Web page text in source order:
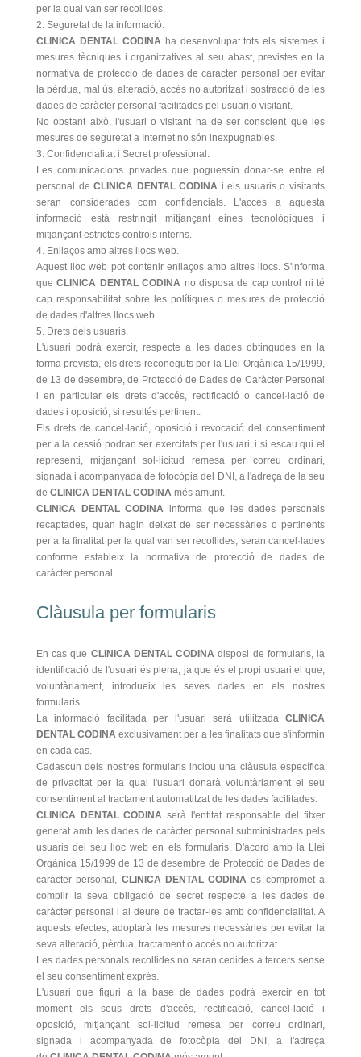
per la qual van ser recollides.
2. Seguretat de la informació.
CLINICA DENTAL CODINAha desenvolupat tots els sistemes i
mesures tècniques i organitzatives al seu abast, previstes en la
normativa de protecció de dades de caràcter personal per evitar
la pèrdua, mal ús, alteració, accés no autoritzat i sostracció de les
dades de caràcter personal facilitades pel usuari o visitant.
No obstant això, l'usuari o visitant ha de ser conscient que les
mesures de seguretat a Internet no són inexpugnables.
3. Confidencialitat i Secret professional.
Les comunicacions privades que poguessin donar-se entre el
personal deCLINICA DENTAL CODINA i els usuaris o visitants
seran considerades com confidencials. L'accés a aquesta
informació està restringit mitjançant eines tecnològiques i
mitjançant estrictes controls interns.
4. Enllaços amb altres llocs web.
Aquest lloc web pot contenir enllaços amb altres llocs. S'informa
que CLINICA DENTAL CODINA no disposa de cap control ni té
cap responsabilitat sobre les polítiques o mesures de protecció
de dades d'altres llocs web.
5. Drets dels usuaris.
L'usuari podrà exercir, respecte a les dades obtingudes en la
forma prevista, els drets reconeguts per la Llei Orgànica 15/1999,
de 13 de desembre, de Protecció de Dades de Caràcter Personal
i en particular els drets d'accés, rectificació o cancel·lació de
dades i oposició, si resultés pertinent.
Els drets de cancel·lació, oposició i revocació del consentiment
per a la cessió podran ser exercitats per l'usuari, i si escau qui el
representi, mitjançant sol·licitud remesa per correu ordinari,
signada i acompanyada de fotocòpia del DNI, a l'adreça de la seu
de CLINICA DENTAL CODINA més amunt.
CLINICA DENTAL CODINA informa que les dades personals
recaptades, quan hagin deixat de ser necessàries o pertinents
per a la finalitat per la qual van ser recollides, seran cancel·lades
conforme estableix la normativa de protecció de dades de
caràcter personal.
Clàusula per formularis
En cas que CLINICA DENTAL CODINA disposi de formularis, la
identificació de l'usuari és plena, ja que és el propi usuari el que,
voluntàriament, introdueix les seves dades en els nostres
formularis.
La informació facilitada per l'usuari serà utilitzada CLINICA
DENTAL CODINA exclusivament per a les finalitats que s'informin
en cada cas.
Cadascun dels nostres formularis inclou una clàusula específica
de privacitat per la qual l'usuari donarà voluntàriament el seu
consentiment al tractament automatitzat de les dades facilitades.
CLINICA DENTAL CODINA serà l'entitat responsable del fitxer
generat amb les dades de caràcter personal subministrades pels
usuaris del seu lloc web en els formularis. D'acord amb la Llei
Orgànica 15/1999 de 13 de desembre de Protecció de Dades de
caràcter personal, CLINICA DENTAL CODINA es compromet a
complir la seva obligació de secret respecte a les dades de
caràcter personal i al deure de tractar-les amb confidencialitat. A
aquests efectes, adoptarà les mesures necessàries per evitar la
seva alteració, pèrdua, tractament o accés no autoritzat.
Les dades personals recollides no seran cedides a tercers sense
el seu consentiment exprés.
L'usuari que figuri a la base de dades podrà exercir en tot
moment els seus drets d'accés, rectificació, cancel·lació i
oposició, mitjançant sol·licitud remesa per correu ordinari,
signada i acompanyada de fotocòpia del DNI, a l'adreça